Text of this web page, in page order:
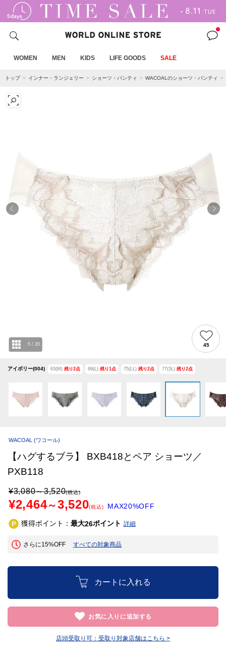
WOMEN MEN KIDS LIFE GOODS SALE
トップ インナー・ランジェリー ショーツ・パンティ WACOALのショーツ・パンティ
アイボリー(004) 63(M) 残り 2点 69(L) 残り 1 点 75(LL) 残り 2点 77(3L) 残り 2点
5 / 20 45
WACOAL (ワコール)
【ハグするブラ】 BXB418とペア ショーツ／
PXB118
¥3,080～3,520(税込)
¥2,464～3,520(税込) MAX20%OFF
獲得ポイント： 最大26ポイント 詳細
さらに15%OFF すべての対象商品
カートに入れる
お気に入りに追加する
店頭受取り可： 受取り対象店舗はこちら >